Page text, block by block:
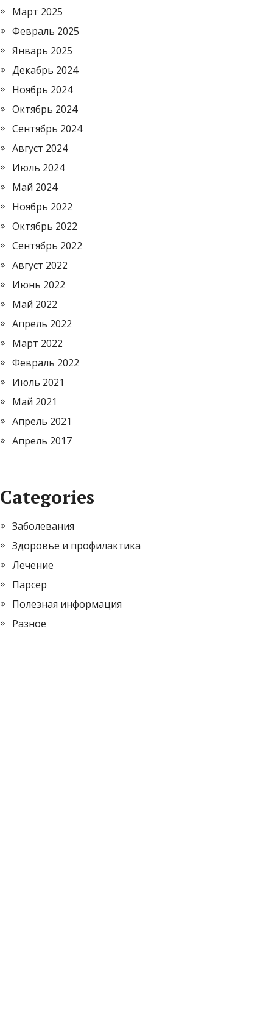
Март 2025
Февраль 2025
Январь 2025
Декабрь 2024
Ноябрь 2024
Октябрь 2024
Сентябрь 2024
Август 2024
Июль 2024
Май 2024
Ноябрь 2022
Октябрь 2022
Сентябрь 2022
Август 2022
Июнь 2022
Май 2022
Апрель 2022
Март 2022
Февраль 2022
Июль 2021
Май 2021
Апрель 2021
Апрель 2017
Categories
Заболевания
Здоровье и профилактика
Лечение
Парсер
Полезная информация
Разное